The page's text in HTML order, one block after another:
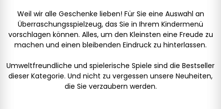
Weil wir alle Geschenke lieben! Für Sie eine Auswahl an
Überraschungsspielzeug, das Sie in Ihrem Kindermenü
vorschlagen können. Alles, um den Kleinsten eine Freude zu
machen und einen bleibenden Eindruck zu hinterlassen.
Umweltfreundliche und spielerische Spiele sind die Bestseller
dieser Kategorie. Und nicht zu vergessen unsere Neuheiten,
die Sie verzaubern werden.